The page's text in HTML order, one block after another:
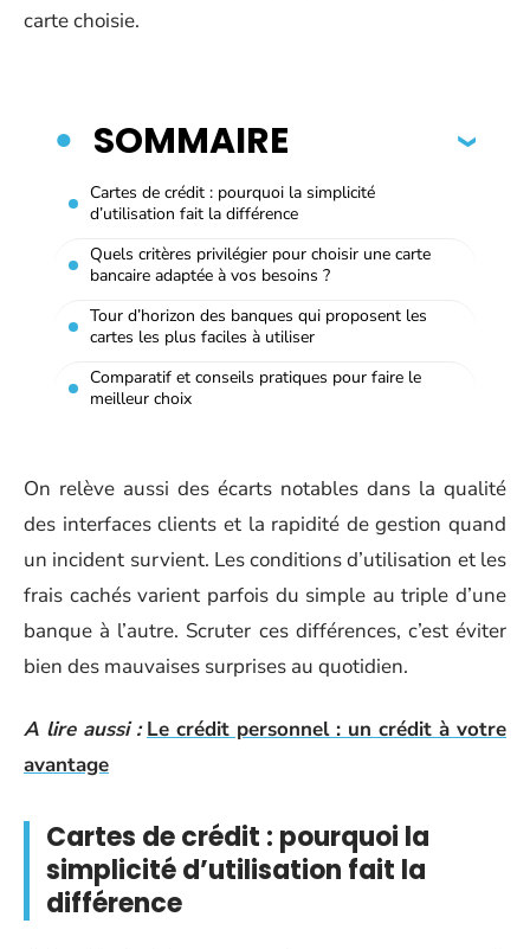
carte choisie.
SOMMAIRE
Cartes de crédit : pourquoi la simplicité
d’utilisation fait la différence
Quels critères privilégier pour choisir une carte
bancaire adaptée à vos besoins ?
Tour d’horizon des banques qui proposent les
cartes les plus faciles à utiliser
Comparatif et conseils pratiques pour faire le
meilleur choix
On relève aussi des écarts notables dans la qualité
des interfaces clients et la rapidité de gestion quand
un incident survient. Les conditions d’utilisation et les
frais cachés varient parfois du simple au triple d’une
banque à l’autre. Scruter ces différences, c’est éviter
bien des mauvaises surprises au quotidien.
A lire aussi : Le crédit personnel : un crédit à votre
avantage
Cartes de crédit : pourquoi la
simplicité d’utilisation fait la
différence